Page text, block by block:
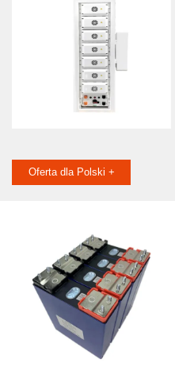
Oferta dla Polski +